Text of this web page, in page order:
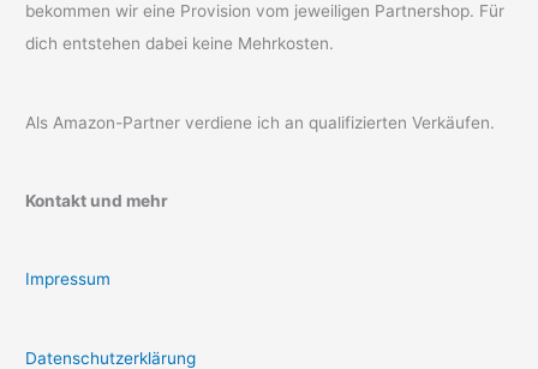
bekommen wir eine Provision vom jeweiligen Partnershop. Für
dich entstehen dabei keine Mehrkosten.
Als Amazon-Partner verdiene ich an qualifizierten Verkäufen.
Kontakt und mehr
Impressum
Datenschutzerklärung